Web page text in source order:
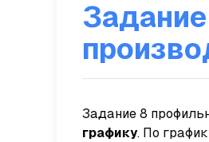
Задание 8
графику. По